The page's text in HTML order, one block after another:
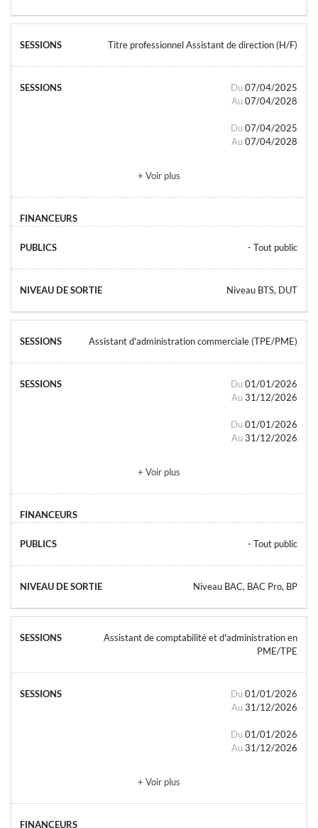
Titre professionnel Assistant de direction (H/F)
Du 07/04/2025
Au 07/04/2028
Du 07/04/2025
Au 07/04/2028
+ Voir plus
- Tout public
Niveau BTS, DUT
Assistant d'administration commerciale (TPE/PME)
Du 01/01/2026
Au 31/12/2026
Du 01/01/2026
Au 31/12/2026
+ Voir plus
- Tout public
Niveau BAC, BAC Pro, BP
Assistant de comptabilité et d'administration en
PME/TPE
Du 01/01/2026
Au 31/12/2026
Du 01/01/2026
Au 31/12/2026
+ Voir plus